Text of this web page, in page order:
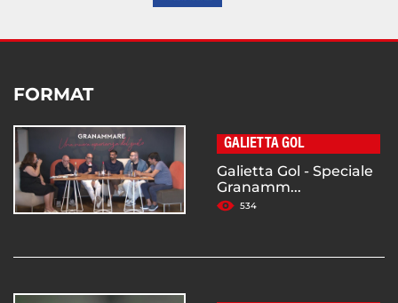
FORMAT
GALIETTA GOL
Galietta Gol - Speciale
Granamm...
534